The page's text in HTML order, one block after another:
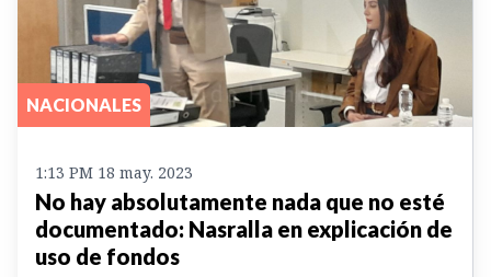
NACIONALES
1:13 PM 18 may. 2023
No hay absolutamente nada que no esté
documentado: Nasralla en explicación de
uso de fondos